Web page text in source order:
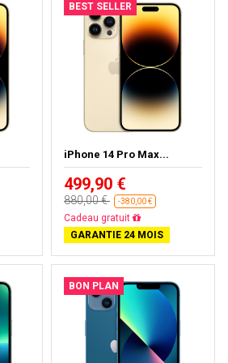
BEST SELLER
iPhone 14 Pro Max...
499,90 €
880,00 € -380,00 €
Livraison gratuite
GARANTIE 24 MOIS
BON PLAN